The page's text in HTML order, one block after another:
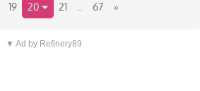
19 20 21 67 »
▼ Ad by Refinery89